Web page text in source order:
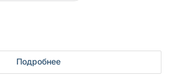
Подробнее